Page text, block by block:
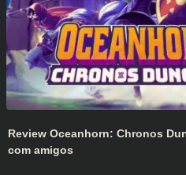
Review Oceanhorn: Chronos
com amigos